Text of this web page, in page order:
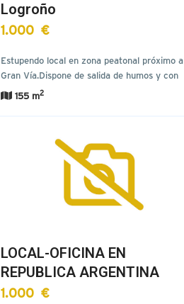
Logroño
1.000 €
Estupendo local en zona peatonal próximo a
Gran Vía.Dispone de salida de humos y con
posibilidad de hacer…
155 m2
LOCAL-OFICINA EN
REPUBLICA ARGENTINA
1.000 €